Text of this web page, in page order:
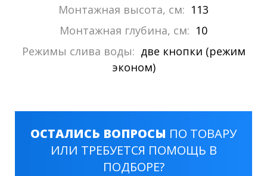
Монтажная высота, см: 113
Монтажная глубина, см: 10
Режимы слива воды: две кнопки (режим
эконом)
ОСТАЛИСЬ ВОПРОСЫ ПО ТОВАРУ
ИЛИ ТРЕБУЕТСЯ ПОМОЩЬ В
ПОДБОРЕ?